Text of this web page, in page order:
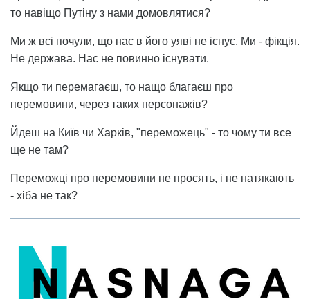
то навіщо Путіну з нами домовлятися?
Ми ж всі почули, що нас в його уяві не існує. Ми - фікція.
Не держава. Нас не повинно існувати.
Якщо ти перемагаєш, то нащо благаєш про
перемовини, через таких персонажів?
Йдеш на Київ чи Харків, "переможець" - то чому ти все
ще не там?
Переможці про перемовини не просять, і не натякають
- хіба не так?